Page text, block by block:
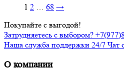
1 2 … 68 →
Покупайте с выгодой!
Затрудняетесь с выбором?
Наша служба поддержки 24/7 Чат
О компании